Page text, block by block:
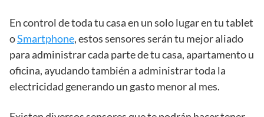
En control de toda tu casa en un solo lugar en tu tablet
oSmartphone, estos sensores serán tu mejor aliado
para administrar cada parte de tu casa, apartamento u
oficina, ayudando también a administrar toda la
electricidad generando un gasto menor al mes.